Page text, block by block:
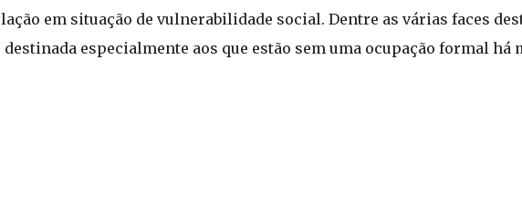
em situação de vulnerabilidade social. Dentre as várias faces
especialmente aos que estão sem uma ocupação formal há